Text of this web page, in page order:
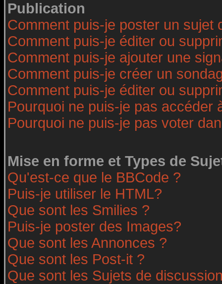
Publication
Comment puis-je poster un sujet
Comment puis-je éditer ou
Comment puis-je ajouter une
Comment puis-je créer un
Comment puis-je éditer ou
Pourquoi ne puis-je pas accéder
Pourquoi ne puis-je pas voter
Mise en forme et Types de
Qu'est-ce que le BBCode ?
Puis-je utiliser le HTML?
Que sont les Smilies ?
Puis-je poster des Images?
Que sont les Annonces ?
Que sont les Post-it ?
Que sont les Sujets de